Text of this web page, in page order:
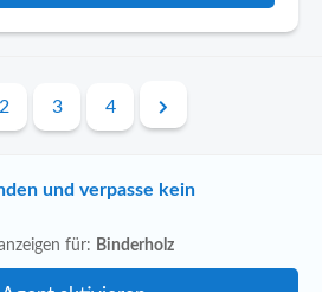
2 3 4
und verpasse kein
für: Binderholz